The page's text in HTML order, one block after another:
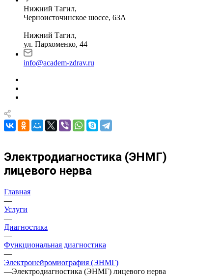
Нижний Тагил,
Черноисточинское шоссе, 63А
Нижний Тагил,
ул. Пархоменко, 44
info@academ-zdrav.ru
Электродиагностика (ЭНМГ)
лицевого нерва
Главная
—
Услуги
—
Диагностика
—
Функциональная диагностика
—
Электронейромиография (ЭНМГ)
—Электродиагностика (ЭНМГ) лицевого нерва